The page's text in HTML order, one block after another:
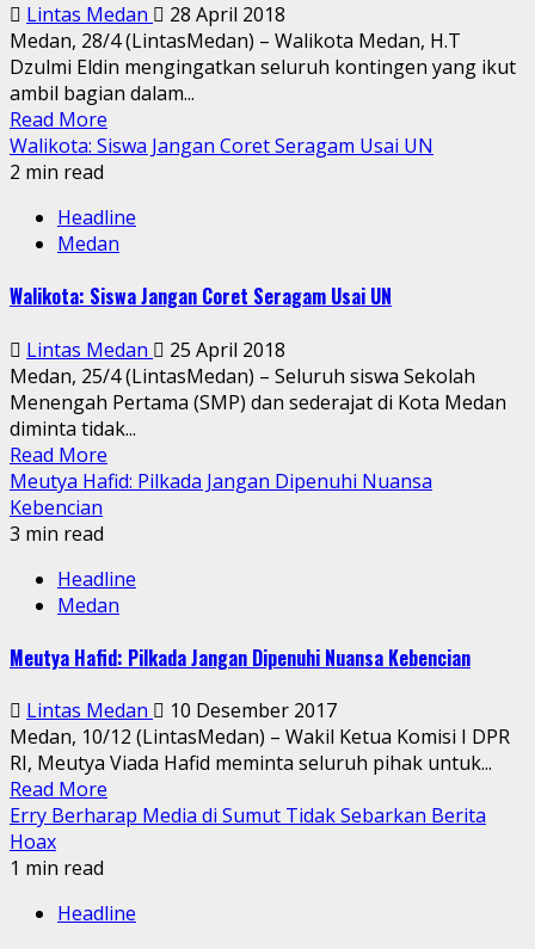
Lintas Medan
28 April 2018
Medan, 28/4 (LintasMedan) – Walikota Medan, H.T
Dzulmi Eldin mengingatkan seluruh kontingen yang ikut
ambil bagian dalam...
Read More
Walikota: Siswa Jangan Coret Seragam Usai UN
2 min read
Headline
Medan
Walikota: Siswa Jangan Coret Seragam Usai UN
Lintas Medan
25 April 2018
Medan, 25/4 (LintasMedan) – Seluruh siswa Sekolah
Menengah Pertama (SMP) dan sederajat di Kota Medan
diminta tidak...
Read More
Meutya Hafid: Pilkada Jangan Dipenuhi Nuansa
Kebencian
3 min read
Headline
Medan
Meutya Hafid: Pilkada Jangan Dipenuhi Nuansa Kebencian
Lintas Medan
10 Desember 2017
Medan, 10/12 (LintasMedan) – Wakil Ketua Komisi I DPR
RI, Meutya Viada Hafid meminta seluruh pihak untuk...
Read More
Erry Berharap Media di Sumut Tidak Sebarkan Berita
Hoax
1 min read
Headline